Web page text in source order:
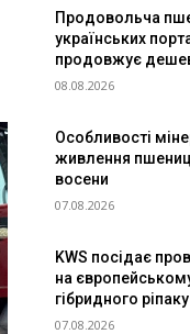
Продовольча
українських
продовжує
08.08.2026
Особливості
живлення
восени
07.08.2026
KWS посідає
на
гібридного ріпаку
07.08.2026